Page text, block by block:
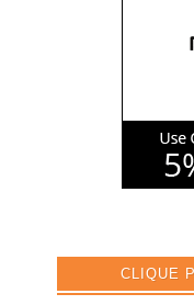
CLIQUE